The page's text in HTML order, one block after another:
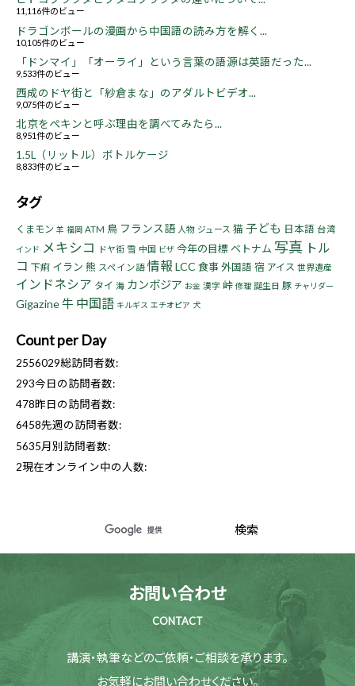
11,116件のビュー
ドラゴンボールの漫画から中国語の読み方を解く...
10,105件のビュー
「ドンマイ」「オーライ」という言葉の語源は英語だった...
9,533件のビュー
西成のドヤ街と「紗倉まな」のアダルトビデオ...
9,075件のビュー
北京をペキンと呼ぶ理由を調べてみたら...
8,951件のビュー
1.5L（リットル）ボトルケージ
8,833件のビュー
タグ
くまモン 羊 福岡 ATM 鳥 フランス語 人物 ジュース 猫子ども 日本語 台湾
インド メキシコ ドヤ街 雪 中国 ビザ 今年の目標 ベトナム 写真 トル
コ 下痢 イラン 熊 スペイン語 情報 LCC 食事 外国語 宿 アイス 世界遺産
インドネシア タイ 海 カンボジア お金 漢字 峠 修理 誕生日 豚 チャリダー
Gigazine牛 中国語 キルギス エチオピア 犬
Count per Day
2556029総訪問者数:
293今日の訪問者数:
478昨日の訪問者数:
6458先週の訪問者数:
5635月別訪問者数:
2現在オンライン中の人数:
お問い合わせ
CONTACT
講演・執筆などのご依頼・ご相談を承ります。
お気軽にお問い合わせください。